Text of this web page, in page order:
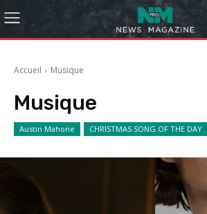
Accueil Musique
Musique
Austin Mahone CHRISTMAS SONG OF THE DAY